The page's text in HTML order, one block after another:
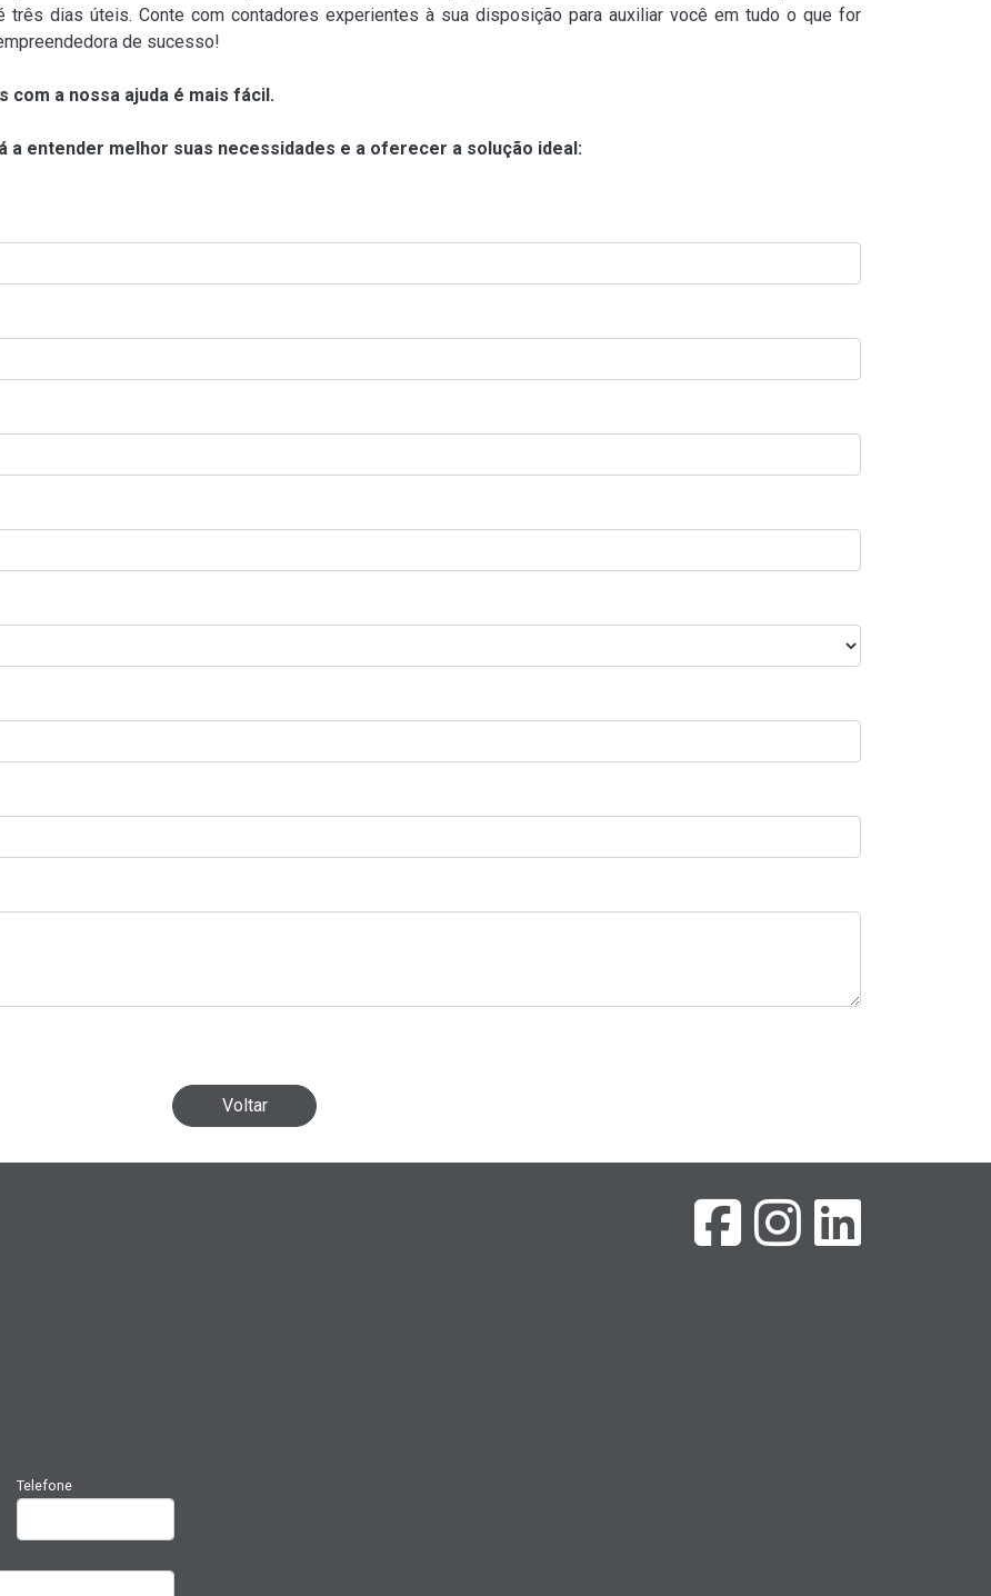
três dias úteis. Conte com contadores experientes à sua disposição para auxiliar você em tudo o que for
de sucesso!
com a nossa ajuda é mais fácil.
entender melhor suas necessidades e a oferecer a solução ideal:
Voltar
Telefone